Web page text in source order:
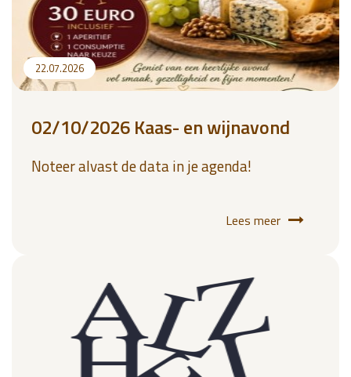
22.07.2026
02/10/2026 Kaas- en wijnavond
Noteer alvast de data in je agenda!
Lees meer